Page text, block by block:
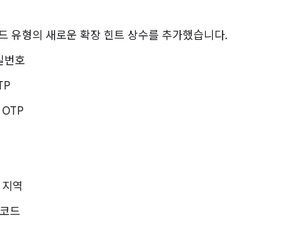
유형의 새로운 확장 힌트 상수를 추가했습니다.
번호
역
드